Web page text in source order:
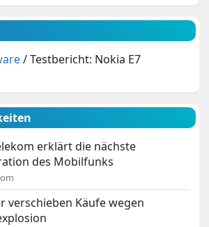
/Testbericht: Nokia E7
erklärt die nächste
des Mobilfunks
verschieben Käufe wegen